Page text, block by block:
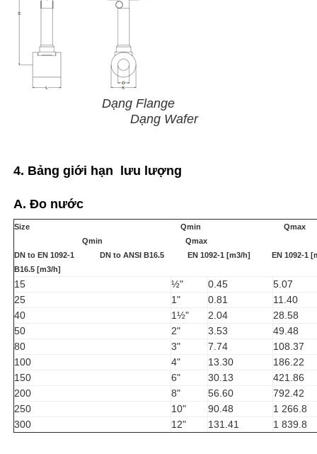
Dạng Flange
Dạng Wafer
4. Bảng giới hạn lưu lượng
A. Đo nước
Size Qmin Qmax
Qmin Qmax
DN to EN 1092-1 DN to ANSI B16.5 EN 1092-1 [m3/h] EN 1092-
B16.5 [m3/h]
15 ½" 0.45
5.07
25
1" 0.81
11.40
40
1½" 2.04
28.58
50
2" 3.53
49.48
80
3" 7.74
108.37
100
4" 13.30
186.22
150
6" 30.13
421.86
200
8" 56.60
792.42
250
10" 90.48
1 266.8
300
12" 131.41 1 839.8